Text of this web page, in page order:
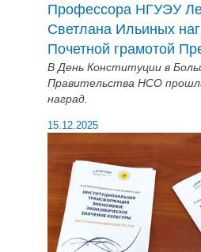
Профессора НГУЭУ
Светлана Ильиных
Почетной грамотой
В День Конституции в
Правительства НСО
наград.
15.12.2025